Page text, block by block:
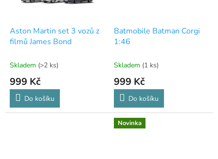
Aston Martin set 3 vozů z
filmů James Bond
Skladem (>2 ks)
999 Kč
Do košíku
Batmobile Batman Corgi
1:46
Skladem (1 ks)
999 Kč
Do košíku
Novinka